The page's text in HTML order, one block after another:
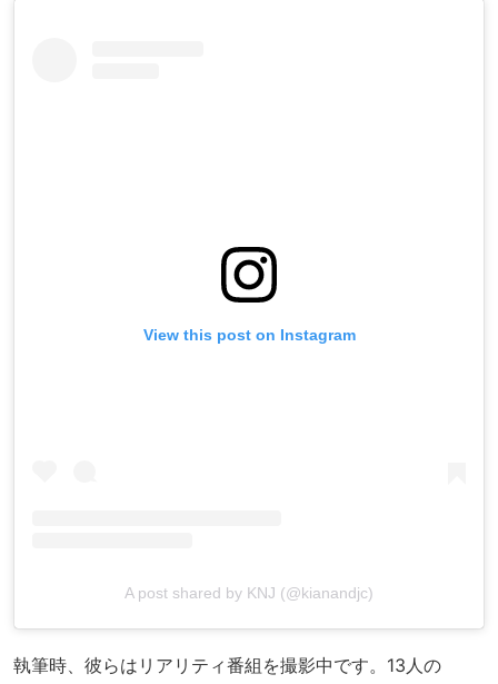
View this post on Instagram
A post shared by KNJ (@kianandjc)
執筆時、彼らはリアリティ番組を撮影中です。13人の